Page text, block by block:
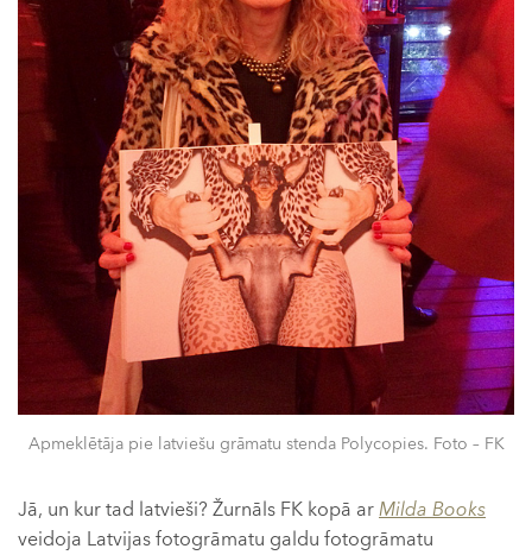
Apmeklētāja pie latviešu grāmatu stenda Polycopies. Foto – FK
Jā, un kur tad latvieši? Žurnāls FK kopā arMilda Books
veidoja Latvijas fotogrāmatu galdu fotogrāmatu